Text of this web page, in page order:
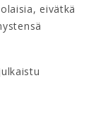
eivätkä